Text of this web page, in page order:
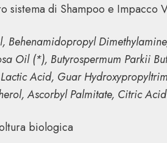
sistema di Shampoo e Impacco
Oil (*), Butyrospermum Parkii
Acid, Guar
Ascorbyl Palmitate, Citric
biologica